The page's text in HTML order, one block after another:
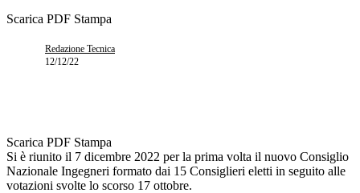
Scarica PDF Stampa
Redazione Tecnica
12/12/22
Scarica PDF Stampa
Si è riunito il 7 dicembre 2022 per la prima volta il nuovo Consiglio
Nazionale Ingegneri formato dai 15 Consiglieri eletti in seguito alle
votazioni svolte lo scorso 17 ottobre.